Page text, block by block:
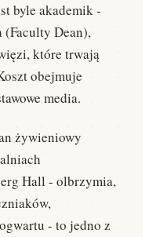
byle akademik -
(Faculty Dean),
które trwają
obejmuje
media.
żywieniowy
Hall - olbrzymia,
- to jedno z